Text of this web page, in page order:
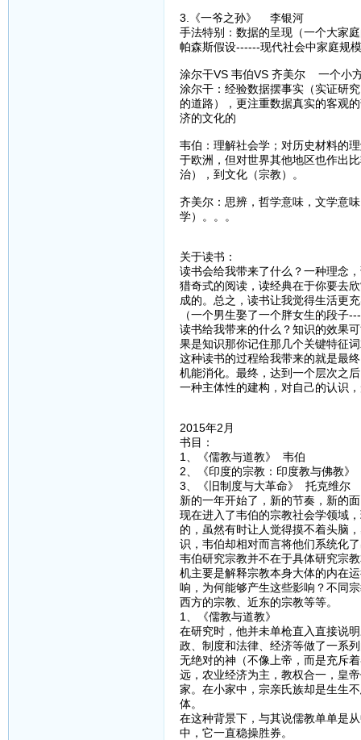
3.《一爷之孙》 李银河
手法特别：数据的呈现（一个大家
帕森斯假设------现代社会中家庭规
涂尔干VS 韦伯VS 齐美尔 一个小
涂尔干：经验数据摆事实（实证研
的道路），更注重数据真实的客观
济的文化的
韦伯：理解社会学；对历史材料的
于欧洲，但对世界其他地区也作出
治），到文化（宗教）。
齐美尔：思辨，哲学意味，文学意
学）。。。
关于读书：
读书会给我带来了什么？一种理念
猎奇式的阅读，读经典在于你要去
成的。总之，读书让我觉得生活更
（一个男生娶了一个胖女生的段子
读书给我带来的什么？知识的效果
果是知识那你记住那几个关键特征
这种读书的过程给我带来的就是最
机能消化。最终，达到一个层次之
一种主体性的建构，对自己的认识
2015年2月
书目：
1、《儒教与道教》 韦伯
2、《印度的宗教：印度教与佛教》
3、《旧制度与大革命》 托克维尔
新的一年开始了，新的节奏，新的
现在进入了韦伯的宗教社会学领域
的，虽然有时让人觉得摸不着头脑
识，韦伯却相对而言将他们系统化
韦伯研究宗教并不在于具体研究宗
机主要是解释宗教本身大体的内在
响，为何能够产生这些影响？不同
西方的宗教、近东的宗教等等。
1、《儒教与道教》
在研究时，他并未单枪直入直接说
政、制度和法律、经济等做了一系
无绝对的神（不像上帝，而是充斥
远，农业经济为主，教权合一，皇
家。在小家中，宗亲氏族却是生生
体。
在这种背景下，与其说儒教单单是
中，它一直稳操胜券。